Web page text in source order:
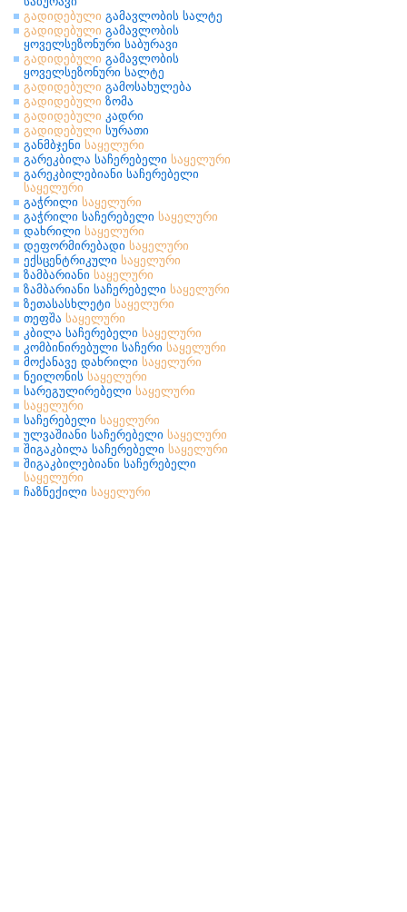
გადიდებული გამავლობის სალტე
გადიდებული გამავლობის
ყოველსეზონური საბურავი
გადიდებული გამავლობის
ყოველსეზონური სალტე
გადიდებული გამოსახულება
გადიდებული ზომა
გადიდებული კადრი
გადიდებული სურათი
განმბჯენი საყელური
გარეკბილა საჩერებელი საყელური
გარეკბილებიანი საჩერებელი
საყელური
გაჭრილი საყელური
გაჭრილი საჩერებელი საყელური
დახრილი საყელური
დეფორმირებადი საყელური
ექსცენტრიკული საყელური
ზამბარიანი საყელური
ზამბარიანი საჩერებელი საყელური
ზეთასასხლეტი საყელური
თეფშა საყელური
კბილა საჩერებელი საყელური
კომბინირებული საჩერი საყელური
მოქანავე დახრილი საყელური
ნეილონის საყელური
სარეგულირებელი საყელური
საყელური
საჩერებელი საყელური
ულვაშიანი საჩერებელი საყელური
შიგაკბილა საჩერებელი საყელური
შიგაკბილებიანი საჩერებელი
საყელური
ჩაზნექილი საყელური